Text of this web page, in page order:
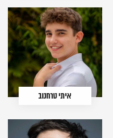
איתי טרחנוב